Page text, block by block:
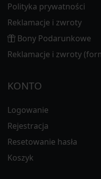
Polityka prywatności
Reklamacje i zwroty
Bony Podarunkowe
Reklamacje i zwroty
KONTO
Logowanie
Rejestracja
Resetowanie hasła
Koszyk